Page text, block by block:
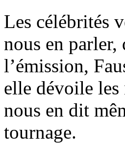
Les célébrités
nous en
l’émission,
elle dévoile les
nous en dit
tournage.